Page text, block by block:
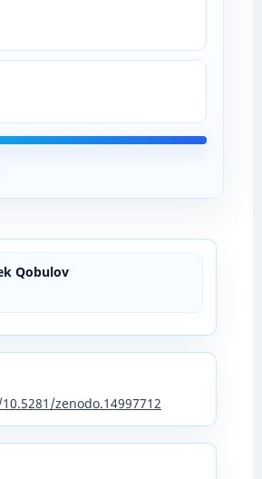
Qobulov
zenodo.14997712